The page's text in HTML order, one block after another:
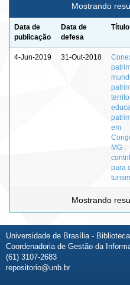
Mostrando
Data de
publicação
Data de
defesa
Título
4-Jun-2019 31-Out-2018
em
MG :
para
Mostrando
Universidade de Brasília -
Coordenadoria de Gestão da
(61) 3107-2683
repositorio@unb.br